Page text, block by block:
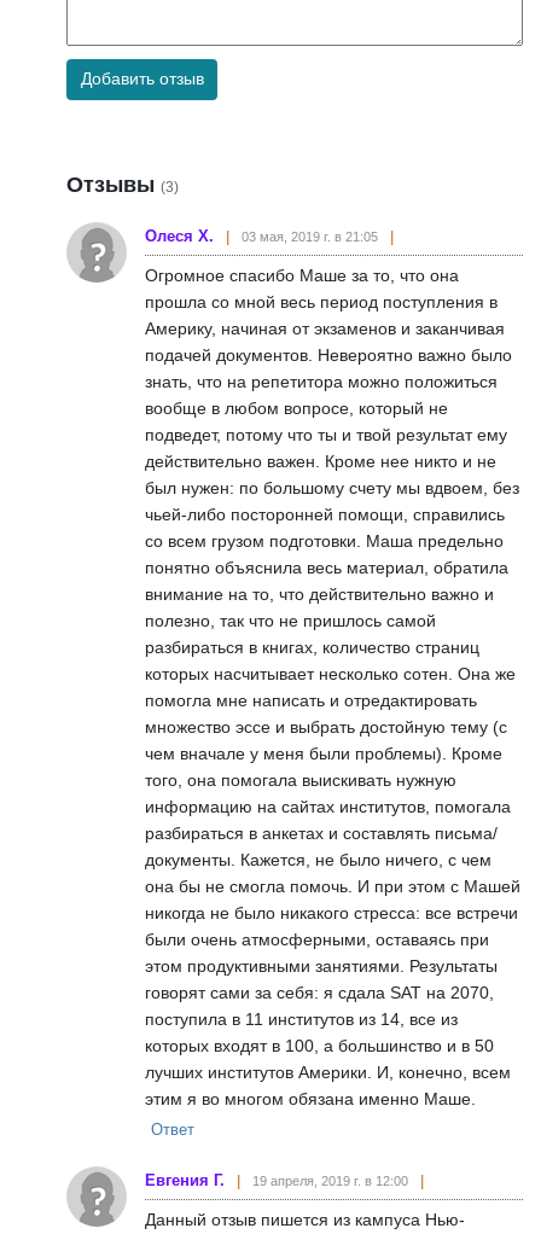
Добавить отзыв
Отзывы (3)
Олеся Х. 03 мая, 2019 г. в 21:05
Огромное спасибо Маше за то, что она
прошла со мной весь период поступления в
Америку, начиная от экзаменов и заканчивая
подачей документов. Невероятно важно было
знать, что на репетитора можно положиться
вообще в любом вопросе, который не
подведет, потому что ты и твой результат ему
действительно важен. Кроме нее никто и не
был нужен: по большому счету мы вдвоем, без
чьей-либо посторонней помощи, справились
со всем грузом подготовки. Маша предельно
понятно объяснила весь материал, обратила
внимание на то, что действительно важно и
полезно, так что не пришлось самой
разбираться в книгах, количество страниц
которых насчитывает несколько сотен. Она же
помогла мне написать и отредактировать
множество эссе и выбрать достойную тему (с
чем вначале у меня были проблемы). Кроме
того, она помогала выискивать нужную
информацию на сайтах институтов, помогала
разбираться в анкетах и составлять письма/
документы. Кажется, не было ничего, с чем
она бы не смогла помочь. И при этом с Машей
никогда не было никакого стресса: все встречи
были очень атмосферными, оставаясь при
этом продуктивными занятиями. Результаты
говорят сами за себя: я сдала SAT на 2070,
поступила в 11 институтов из 14, все из
которых входят в 100, а большинство и в 50
лучших институтов Америки. И, конечно, всем
этим я во многом обязана именно Маше.
Ответ
Евгения Г. 19 апреля, 2019 г. в 12:00
Данный отзыв пишется из кампуса Нью-